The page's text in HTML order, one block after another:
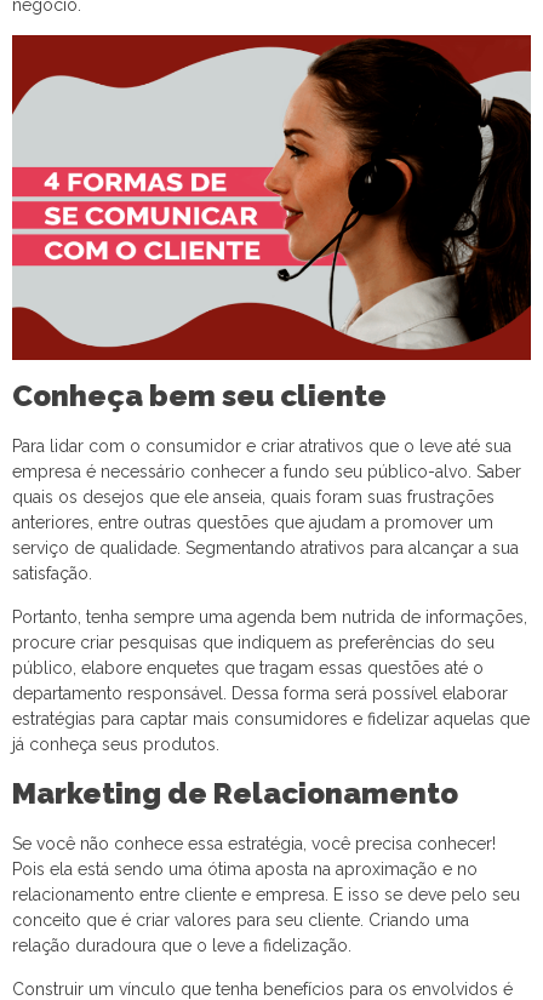
negócio.
Conheça bem seu cliente
Para lidar com o consumidor e criar atrativos que o leve até sua
empresa é necessário conhecer a fundo seu público-alvo. Saber
quais os desejos que ele anseia, quais foram suas frustrações
anteriores, entre outras questões que ajudam a promover um
serviço de qualidade. Segmentando atrativos para alcançar a sua
satisfação.
Portanto, tenha sempre uma agenda bem nutrida de informações,
procure criar pesquisas que indiquem as preferências do seu
público, elabore enquetes que tragam essas questões até o
departamento responsável. Dessa forma será possível elaborar
estratégias para captar mais consumidores e fidelizar aquelas que
já conheça seus produtos.
Marketing de Relacionamento
Se você não conhece essa estratégia, você precisa conhecer!
Pois ela está sendo uma ótima aposta na aproximação e no
relacionamento entre cliente e empresa. E isso se deve pelo seu
conceito que é criar valores para seu cliente. Criando uma
relação duradoura que o leve a fidelização.
Construir um vínculo que tenha benefícios para os envolvidos é